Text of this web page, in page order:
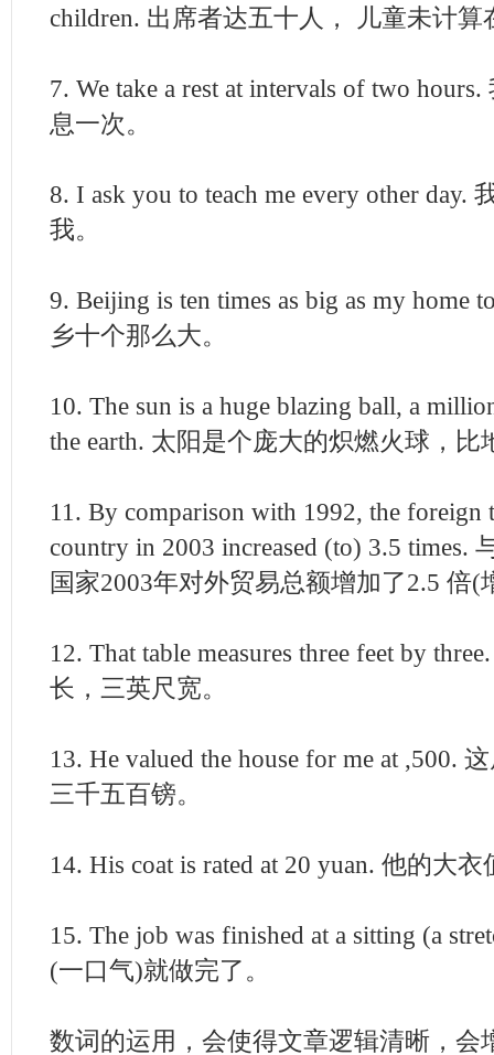
children. 出席者达五十人， 儿童未计算
7. We take a rest at intervals of two
息一次。
8. I ask you to teach me every other day.
我。
9. Beijing is ten times as big as my home
乡十个那么大。
10. The sun is a huge blazing ball, a
the earth. 太阳是个庞大的炽燃火球，
11. By comparison with 1992, the foreign
country in 2003 increased (to) 3.5 times.
国家2003年对外贸易总额增加了2.5 倍(
12. That table measures three feet by
长，三英尺宽。
13. He valued the house for me at ,500.
三千五百镑。
14. His coat is rated at 20 yuan. 他的大
15. The job was finished at a sitting (a
(一口气)就做完了。
数词的运用，会使得文章逻辑清晰，会